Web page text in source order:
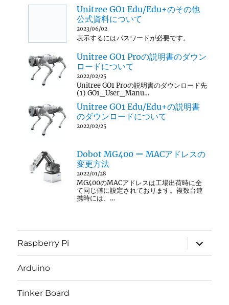
Unitree GO1 Edu/Edu+のその他
公式資料について
2023/06/02
表示するにはパスワードが必要です。
Unitree GO1 Proの説明書のダウン
ロードについて
2022/02/25
Unitree GO1 Proの説明書のダウンロード先
(1) GO1_User_Manu…
Unitree GO1 Edu/Edu+の説明書
のダウンロードについて
2022/02/25
Dobot MG400 ー MACアドレスの
変更方法
2022/01/28
MG400のMACアドレスは工場出荷時に全
て同じ値に設定されております。複数台連
携時には、…
Raspberry Pi
サ
ブ
メ
ー
Arduino
Tinker Board